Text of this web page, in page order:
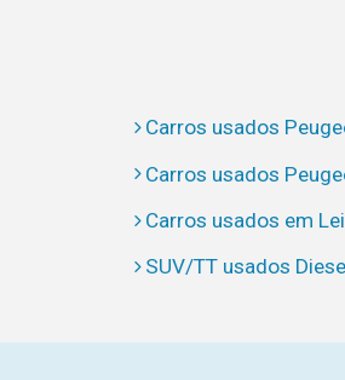
Carros usados
Carros usados
Carros usados em
SUV/TT usados